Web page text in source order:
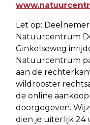
Let op:
Natuurcentrum
Ginkelseweg
Natuurcentrum
aan de
wildrooster
de online
doorgegeven.
dien je uiterlijk 24